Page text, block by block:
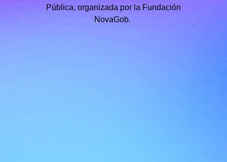
Pública, organizada por la Fundación
NovaGob.